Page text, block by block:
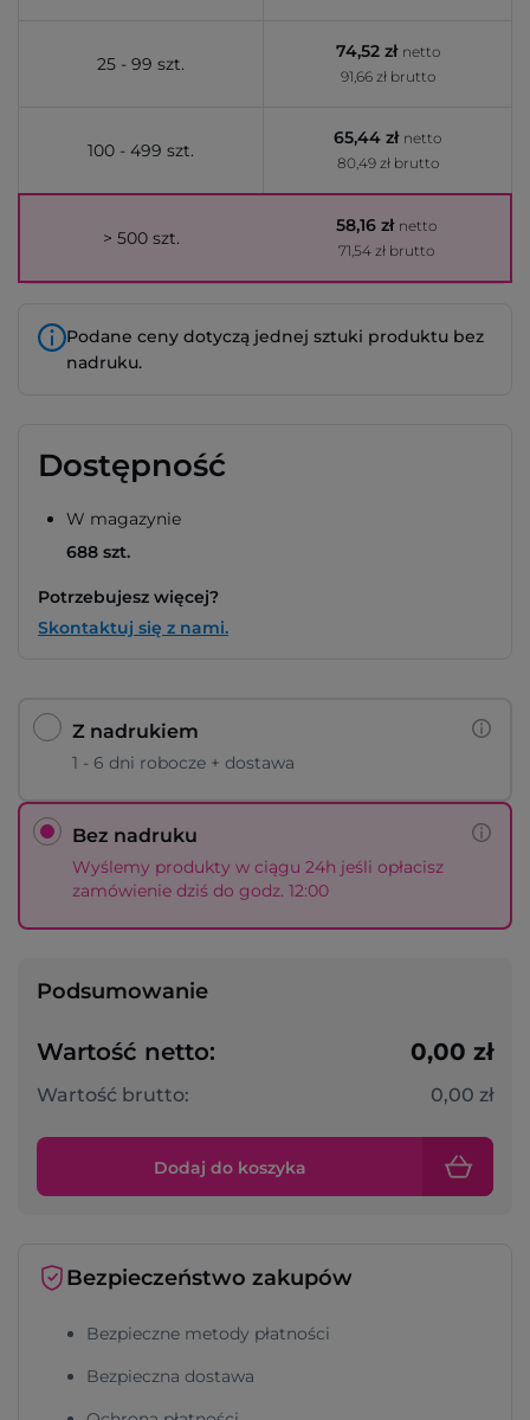
25 - 99 szt.
74,52 zł netto
91,66 zł brutto
100 - 499 szt.
65,44 zł netto
80,49 zł brutto
> 500 szt.
58,16 zł netto
71,54 zł brutto
Podane ceny dotyczą jednej sztuki produktu bez
nadruku.
Dostępność
W magazynie
688 szt.
Potrzebujesz więcej?
Skontaktuj się z nami.
Z nadrukiem
1 - 6 dni robocze + dostawa
Bez nadruku
Wyślemy produkty w ciągu 24h jeśli opłacisz
zamówienie dziś do godz. 12:00
Podsumowanie
Wartość netto: 0,00 zł
Wartość brutto: 0,00 zł
Dodaj do koszyka
Bezpieczeństwo zakupów
Bezpieczne metody płatności
Bezpieczna dostawa